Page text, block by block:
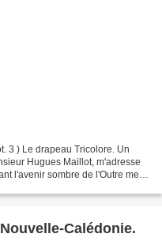
) Le drapeau Tricolore. Un
Hugues Maillot, m'adresse
l'avenir sombre de l'Outre mer
Calédonie.